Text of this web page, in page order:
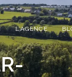
L’AGENCE